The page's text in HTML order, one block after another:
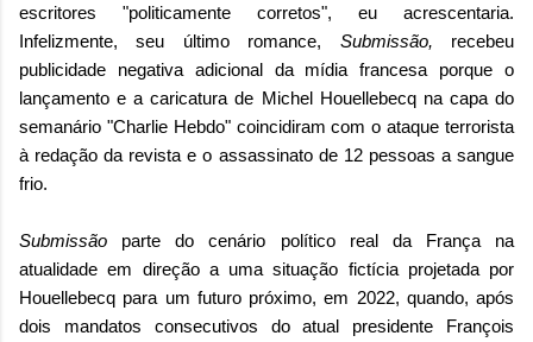
escritores "politicamente corretos", eu acrescentaria.
Infelizmente, seu último romance, Submissão, recebeu
publicidade negativa adicional da mídia francesa porque o
lançamento e a caricatura de Michel Houellebecq na capa do
semanário "Charlie Hebdo"coincidiram com o ataque terrorista
à redação da revista e o assassinato de 12 pessoas a sangue
frio.
Submissão parte do cenário político real da França na
atualidade em direção a uma situação fictícia projetada por
Houellebecq para um futuro próximo, em 2022, quando, após
dois mandatos consecutivos do atual presidente François